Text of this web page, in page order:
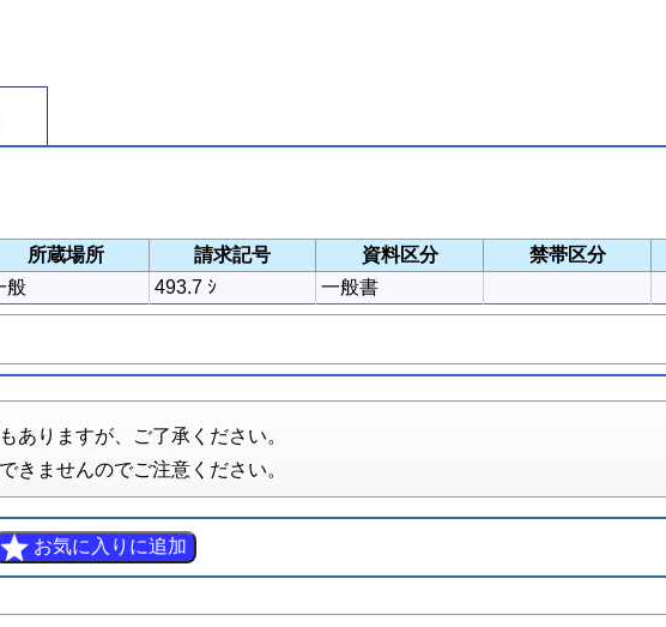
所蔵場所 請求記号 資料区分 禁帯区分
般 493.7 ｼ 一般書
りますが、ご了承ください。
ませんのでご注意ください。